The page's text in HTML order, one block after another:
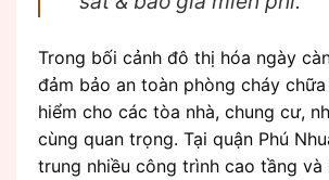
Trong bối cảnh đô thị hóa ngày
đảm bảo an toàn phòng cháy
hiểm cho các tòa nhà, chung cư,
cùng quan trọng. Tại quận Phú
trung nhiều công trình cao tầng và